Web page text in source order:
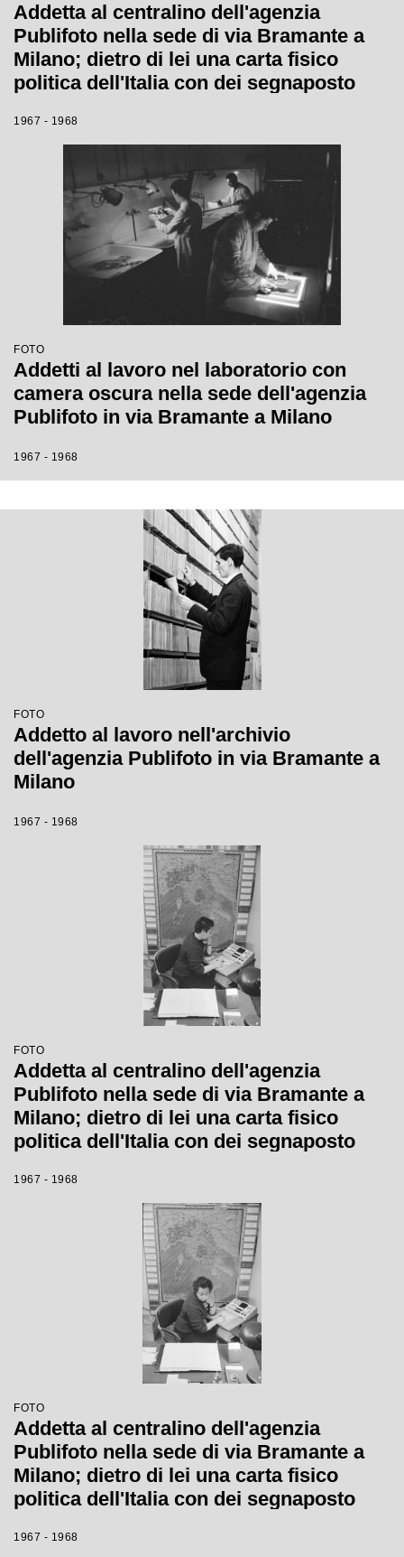
Addetta al centralino dell'agenzia
Publifoto nella sede di via Bramante a
Milano; dietro di lei una carta fisico
politica dell'Italia con dei segnaposto
1967 - 1968
FOTO
Addetti al lavoro nel laboratorio con
camera oscura nella sede dell'agenzia
Publifoto in via Bramante a Milano
1967 - 1968
FOTO
Addetto al lavoro nell'archivio
dell'agenzia Publifoto in via Bramante a
Milano
1967 - 1968
FOTO
Addetta al centralino dell'agenzia
Publifoto nella sede di via Bramante a
Milano; dietro di lei una carta fisico
politica dell'Italia con dei segnaposto
1967 - 1968
FOTO
Addetta al centralino dell'agenzia
Publifoto nella sede di via Bramante a
Milano; dietro di lei una carta fisico
politica dell'Italia con dei segnaposto
1967 - 1968